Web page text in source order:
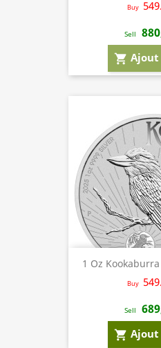
Buy
Sell
shopping_cart Ajout
1 Oz
Buy
Sell
shopping_cart Ajout